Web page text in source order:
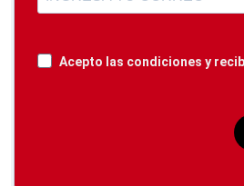
Acepto las condiciones y